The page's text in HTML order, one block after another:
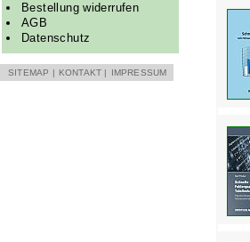
Bestellung widerrufen
AGB
Datenschutz
SITEMAP | KONTAKT | IMPRESSUM